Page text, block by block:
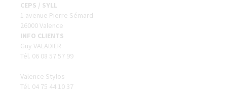
CEPS / SYLL
1 avenue Pierre Sémard
26000 Valence
INFO CLIENTS
Guy VALADIER
Tél. 06 08 57 57 99
Valence Stylos
Tél. 04 75 44 10 37